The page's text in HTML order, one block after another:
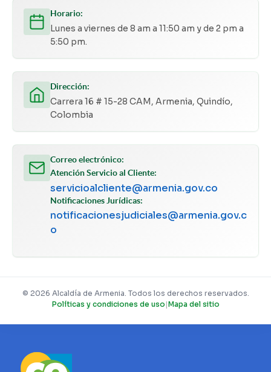
Horario:
Lunes a viernes de 8 am a 11:50 am y de 2 pm a
5:50 pm.
Dirección:
Carrera 16 # 15-28 CAM, Armenia, Quindío,
Colombia
Correo electrónico:
Atención Servicio al Cliente:
servicioalcliente@armenia.gov.co
Notificaciones Jurídicas:
notificacionesjudiciales@armenia.gov.c
o
© 2026 Alcaldía de Armenia. Todos los derechos reservados.
Políticas y condiciones de uso |Mapa del sitio